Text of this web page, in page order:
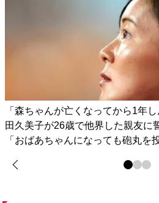
「森ちゃんが亡くなってから1年
田久美子が26歳で他界した親友に
「おばあちゃんになっても砲丸を